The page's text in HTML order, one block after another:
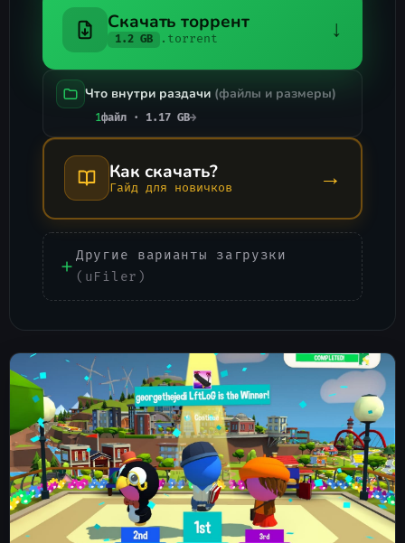
Скачать торрент
1.2 GB .torrent ↓
Что внутри раздачи (файлы и размеры)
1файл · 1.17 GB→
Как скачать?
Гайд для новичков →
Другие варианты загрузки
(uFiler)